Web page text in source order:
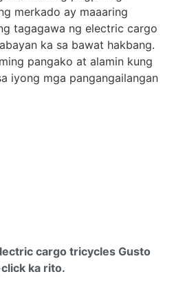
merkado ay maaaring
tagagawa ng electric cargo
ka sa bawat hakbang.
pangako at alamin kung
iyong mga pangangailangan
cargo tricycles Gusto
ka rito.